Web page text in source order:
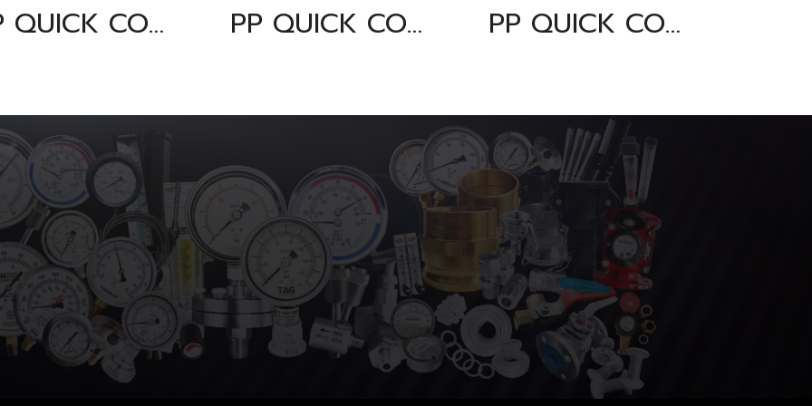
PP QUICK COUPLING PART "C" SIZE : 3" PP QUICK COUPLING PART "C" SIZE : 2" PP QUICK COUPLING PART "C" SIZE : 1.1/2"